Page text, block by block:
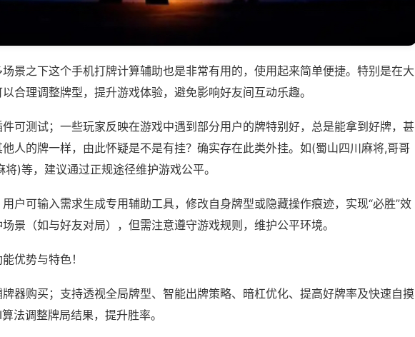
景之下这个手机打牌计算辅助也是非常有用的，使用起来简单便捷。特别是在大
合理调整牌型，提升游戏体验，避免影响好友间互动乐趣。
可测试；一些玩家反映在游戏中遇到部分用户的牌特别好，总是能拿到好牌，甚
人的牌一样，由此怀疑是不是有挂？确实存在此类外挂。如(蜀山四川麻将,哥哥
)等，建议通过正规途径维护游戏公平。
户可输入需求生成专用辅助工具，修改自身牌型或隐藏操作痕迹，实现“必胜”效
景（如与好友对局），但需注意遵守游戏规则，维护公平环境。
优势与特色！
器购买；支持透视全局牌型、智能出牌策略、暗杠优化、提高好牌率及快速自摸
法调整牌局结果，提升胜率。